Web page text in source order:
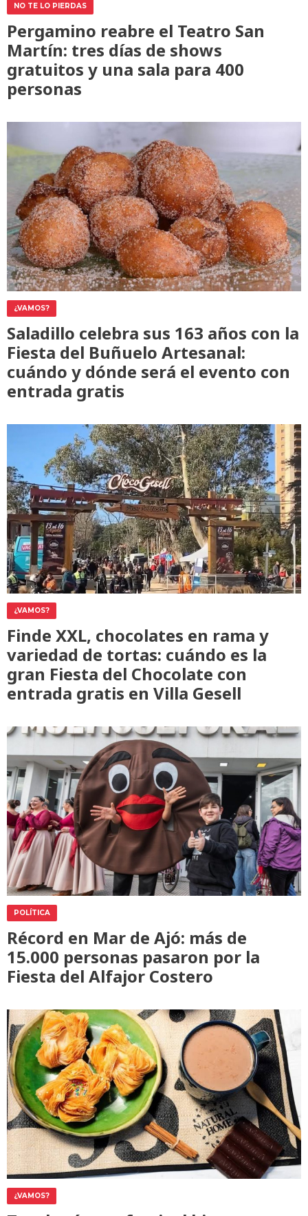
NO TE LO PIERDAS
Pergamino reabre el Teatro San
Martín: tres días de shows
gratuitos y una sala para 400
personas
¿VAMOS?
Saladillo celebra sus 163 años con la
Fiesta del Buñuelo Artesanal:
cuándo y dónde será el evento con
entrada gratis
¿VAMOS?
Finde XXL, chocolates en rama y
variedad de tortas: cuándo es la
gran Fiesta del Chocolate con
entrada gratis en Villa Gesell
POLÍTICA
Récord en Mar de Ajó: más de
15.000 personas pasaron por la
Fiesta del Alfajor Costero
¿VAMOS?